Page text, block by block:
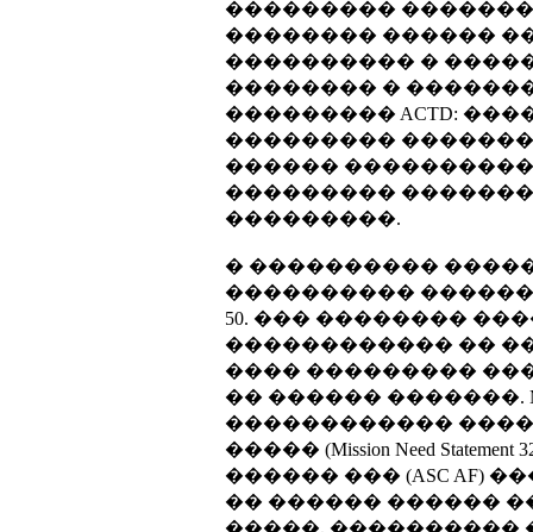
���������
�������� ������
���������� �
�������� �
��������� ACTD:
���������
������ ����������
���������
���������.
� ���������� �����
����������
50. ��� ��������
������������ ��
���� ���������
�� ������ �������.
������������
����� (Mission Need
������ ��� (ASC
�� ������ ������
�����, ����������